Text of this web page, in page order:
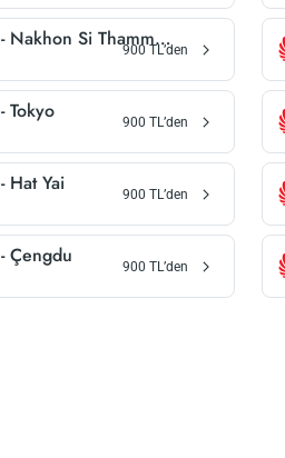
- Nakhon Si Thammarat
900TL’den
-Tokyo 900 TL’den
- Hat Yai 900 TL’den
-Çengdu 900 TL’den